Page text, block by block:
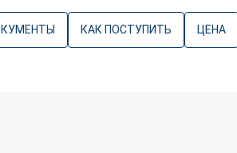
КАК ПОСТУПИТЬ ЦЕНА